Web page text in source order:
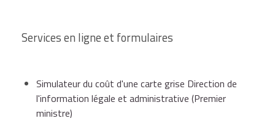
l'aménagement d'une camionnette en camping-
pour vous
Montantde la carte grise en chèque (vérifiez
l'ordre auquel l'établir, généralement indiqué
sur le site internet de la préfecture), ou
Services en ligne et formulaires
Simulateur du coût d'une carte grise Direction de
l'information légale et administrative (Premier
ministre)